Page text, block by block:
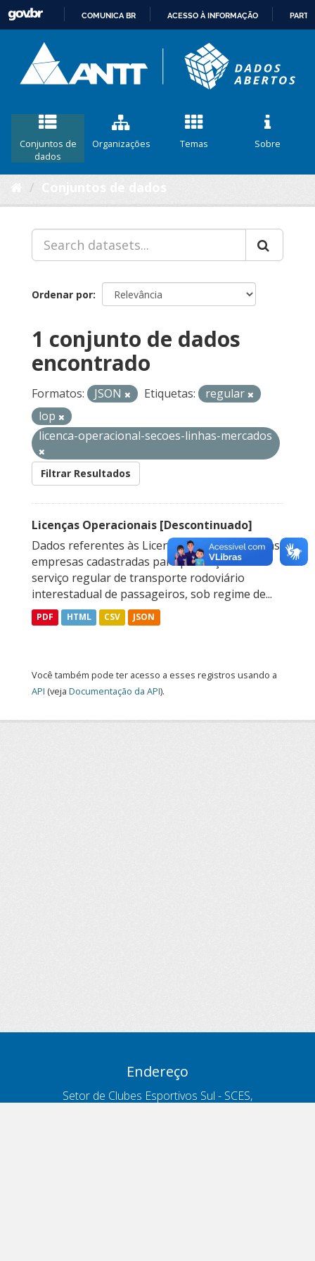
CONTEÚDO
COMUNICA BR ACESSO À INFORMAÇÃO
Conjuntos de
dados
Organizações Temas Sobre
Ordenar por
1 conjunto de dados
encontrado
Formatos: JSON Etiquetas:
regular
lop
licenca-operacional-secoes-linhas-mercados
Filtrar Resultados
Licenças Operacionais [Descontinuado]
Dados referentes às Licenças Operacionais das
empresas cadastradas para prestação do
serviço regular de transporte rodoviário
interestadual de passageiros, sob regime de...
PDF HTML CSV JSON
Você também pode ter acesso a esses registros usando a
API (veja Documentação da API).
Endereço
Setor de Clubes Esportivos Sul - SCES,